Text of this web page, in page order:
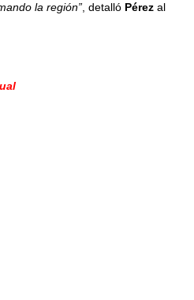
la región” , detalló Pérez al